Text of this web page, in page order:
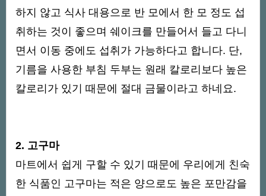
하지 않고 식사 대용으로 반 모에서 한 모 정도 섭
취하는 것이 좋으며 쉐이크를 만들어서 들고 다니
면서 이동 중에도 섭취가 가능하다고 합니다. 단,
기름을 사용한 부침 두부는 원래 칼로리보다 높은
칼로리가 있기 때문에 절대 금물이라고 하네요.
2. 고구마
마트에서 쉽게 구할 수 있기 때문에 우리에게 친숙
한 식품인 고구마는 적은 양으로도 높은 포만감을